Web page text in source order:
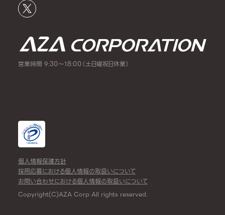
営業時間 9:30～18:00（土日曜祝日休業）
個人情報保護方針
採用応募における個人情報の取扱いについて
お問い合わせにおける個人情報の取扱いについて
Copyright(C)AZA Corp All rights reserved.